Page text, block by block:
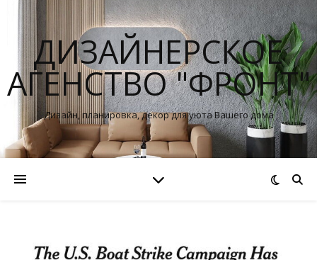
ДИЗАЙНЕРСКОЕ
АГЕНСТВО "ФРОНТ"
Дизайн, планировка, декор для уюта Вашего дома